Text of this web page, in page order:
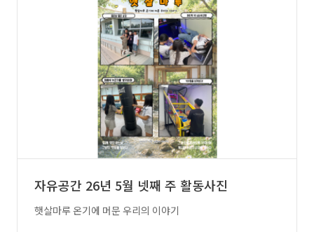
자유공간 26년 5월 넷째 주 활동사진
햇살마루 온기에 머문 우리의 이야기